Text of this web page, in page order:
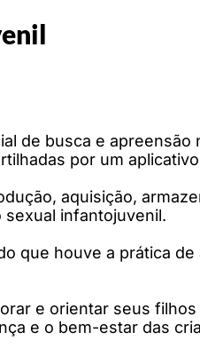
de busca e
por um
aquisição,
infantojuvenil.
que houve a prática
e orientar seus
e o bem-estar das